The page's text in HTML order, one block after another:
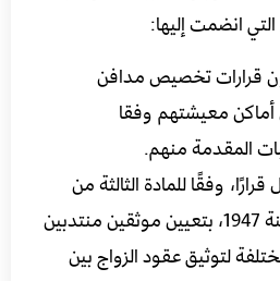
انضمت إليها:
قرارات تخصيص مدافن
أماكن معيشتهم وفقا
المقدمة منهم.
وفقًا للمادة الثالثة من
القانون رقم 68 لسنة 1947، بتعيين موثقين منتدبين
لتوثيق عقود الزواج بين